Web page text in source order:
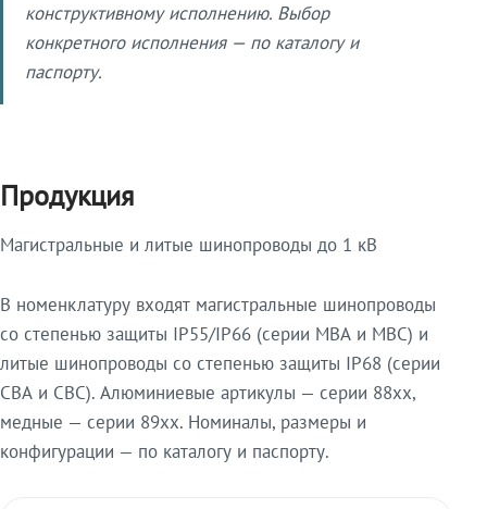
конструктивному исполнению. Выбор
конкретного исполнения — по каталогу и
паспорту.
Продукция
Магистральные и литые шинопроводы до 1 кВ
В номенклатуру входят магистральные шинопроводы
со степенью защиты IP55/IP66 (серии МВА и МВС) и
литые шинопроводы со степенью защиты IP68 (серии
СВА и СВС). Алюминиевые артикулы — серии 88xx,
медные — серии 89xx. Номиналы, размеры и
конфигурации — по каталогу и паспорту.